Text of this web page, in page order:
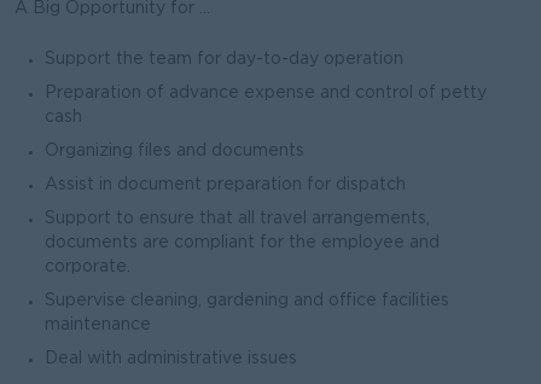
A Big Opportunity for ...
Support the team for day-to-day operation
Preparation of advance expense and control of petty
cash
Organizing files and documents
Assist in document preparation for dispatch
Support to ensure that all travel arrangements,
documents are compliant for the employee and
corporate.
Supervise cleaning, gardening and office facilities
maintenance
Deal with administrative issues